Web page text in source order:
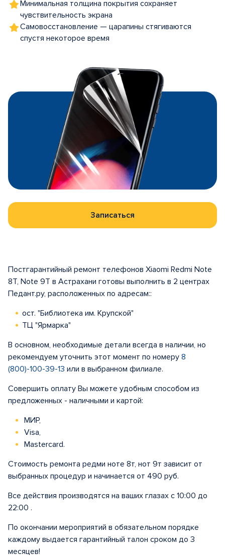
Минимальная толщина покрытия сохраняет
чувствительность экрана
Самовосстановление — царапины стягиваются
спустя некоторое время
Записаться
Постгарантийный ремонт телефонов Xiaomi Redmi Note
8T, Note 9T в Астрахани готовы выполнить в 2 центрах
Педант.ру, расположенных по адресам::
ост. "Библиотека им. Крупской"
ТЦ "Ярмарка"
В основном, необходимые детали всегда в наличии, но
рекомендуем уточнить этот момент по номеру 8
(800)-100-39-13 или в выбранном филиале.
Совершить оплату Вы можете удобным способом из
предложенных - наличными и картой:
МИР,
Visa,
Mastercard.
Стоимость ремонта редми ноте 8т, нот 9т зависит от
выбранных процедур и начинается от 490 руб.
Все действия производятся на ваших глазах с 10:00 до
22:00 .
По окончании мероприятий в обязательном порядке
каждому выдается гарантийный талон сроком до 3
месяцев!